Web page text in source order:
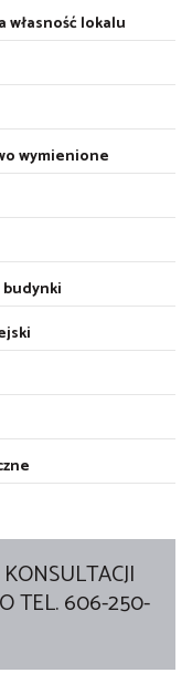
własność lokalu
wymienione
TEL. 606-250-